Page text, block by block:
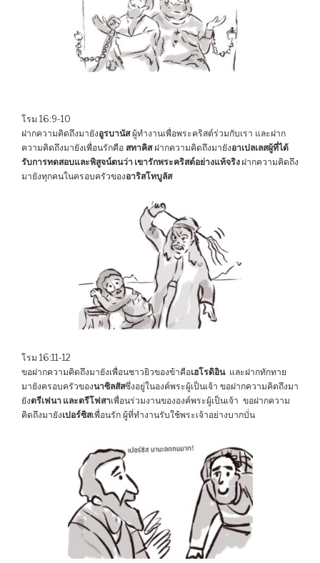
โรม 16:9-10
ฝากความคิดถึงมายังอูรบานัสผู้ทำงานเพื่อพระคริสต์ร่วมกับเรา และฝาก
ความคิดถึงมายังเพื่อนรักคือ สทาคิสฝากความคิดถึงมายังอาเปลเลสผู้ที่ได้
รับการทดสอบและพิสูจน์ตนว่า เขารักพระคริสต์อย่างแท้จริง ฝากความคิดถึง
มายังทุกคนในครอบครัวของอาริสโทบูลัส
โรม 16:11-12
ขอฝากความคิดถึงมายังเพื่อนชาวยิวของข้าคือเฮโรดิอินและฝากทักทาย
มายังครอบครัวของนาซิลสัสซึ่งอยู่ในองค์พระผู้เป็นเจ้า ขอฝากความคิดถึงมา
ยังตรีเฟนา และตรีโฟสาเพื่อนร่วมงานขององค์พระผู้เป็นเจ้า ขอฝากความ
คิดถึงมายังเปอร์ซิสเพื่อนรัก ผู้ที่ทำงานรับใช้พระเจ้าอย่างบากบั่น